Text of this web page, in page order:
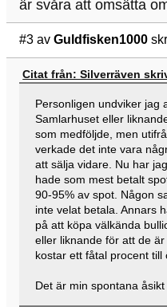
är svåra att omsätta
#3 av Guldfisken1000
Citat från: Silverräven
Personligen undviker jag
Samlarhuset eller
som medföljde, men
verkade det inte vara
att sälja vidare. Nu har
hade som mest betalt
90-95% av spot. Någon
inte velat betala. Annars
på att köpa välkända
eller liknande för att de
kostar ett fåtal procent till
Det är min spontana